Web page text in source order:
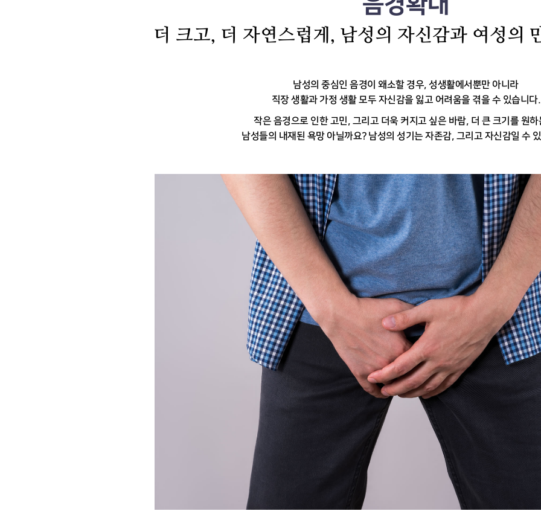
더 크고, 더 자연스럽게, 남성의 자신감과 여성의
남성의 중심인 음경이 왜소할 경우, 성생활에서뿐만 아니라
직장 생활과 가정 생활 모두 자신감을 잃고 어려움을 겪을 수 있습니다.
작은 음경으로 인한 고민, 그리고 더욱 커지고 싶은 바람,더 큰 크기를 원하
남성들의 내재된 욕망 아닐까요?남성의 성기는 자존감, 그리고 자신감일 수